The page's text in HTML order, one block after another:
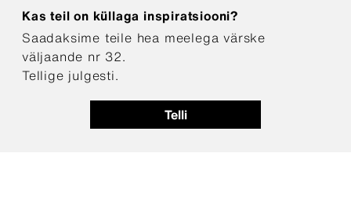
Telli
Kas teil on küllaga inspiratsiooni?
Saadaksime teile hea meelega värske
väljaande nr 32.
Tellige julgesti.